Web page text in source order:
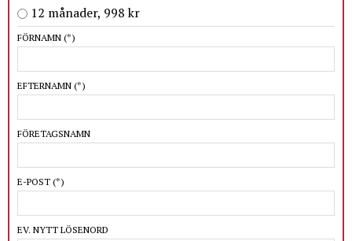
12 månader, 998 kr
FÖRNAMN (*)
EFTERNAMN (*)
FÖRETAGSNAMN
E-POST (*)
EV. NYTT LÖSENORD